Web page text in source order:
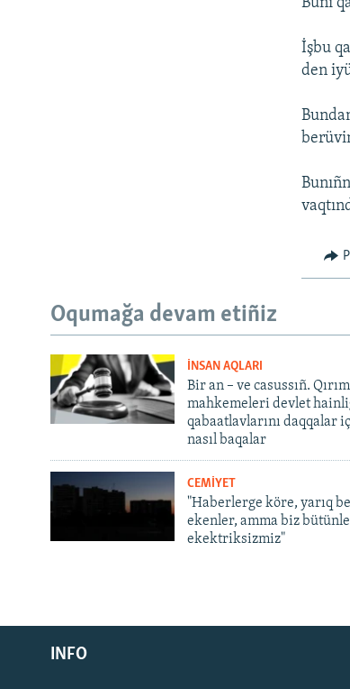
Русский
Українською
İşbu
den
Oqumağa devam etiñiz
İNSAN AQLARI
Bir an – ve casussıñ. Qırım
mahkemeleri devlet
qabaatlavlarını daqqalar
nasıl baqalar
CEMİYET
"Haberlerge köre, yarıq
ekenler, amma biz
ekektriksizmiz"
INFO